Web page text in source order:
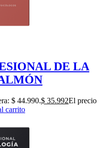
DE LA
$ 44.990.$ 35.992El precio
carrito